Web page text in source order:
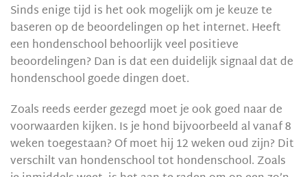
Sinds enige tijd is het ook mogelijk om je keuze te
baseren op de beoordelingen op het internet. Heeft
een hondenschool behoorlijk veel positieve
beoordelingen? Dan is dat een duidelijk signaal dat de
hondenschool goede dingen doet.
Zoals reeds eerder gezegd moet je ook goed naar de
voorwaarden kijken. Is je hond bijvoorbeeld al vanaf 8
weken toegestaan? Of moet hij 12 weken oud zijn? Dit
verschilt van hondenschool tot hondenschool. Zoals